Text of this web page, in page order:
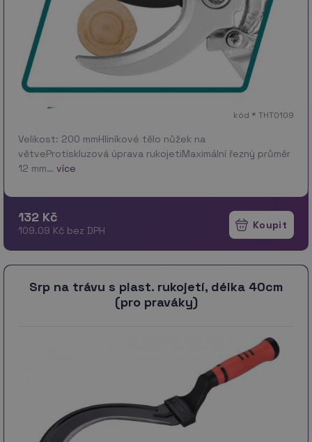
kód * THT0109
Velikost: 200 mmHliníkové tělo nůžek na
větveProtiskluzová úprava rukojetiMaximální řezný průměr
12 mm… více
132 Kč
109.09 Kč bez DPH
Srp na trávu s plast. rukojetí, délka 40cm
(pro praváky)